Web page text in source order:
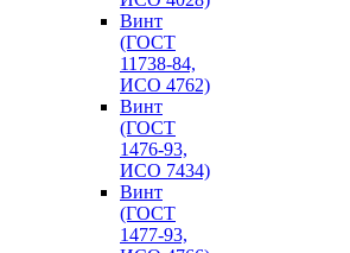
Винт
(ГОСТ
11738-84,
ИСО 4762)
Винт
(ГОСТ
1476-93,
ИСО 7434)
Винт
(ГОСТ
1477-93,